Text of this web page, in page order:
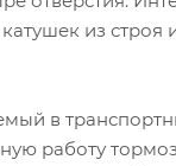
из строя
в
работу